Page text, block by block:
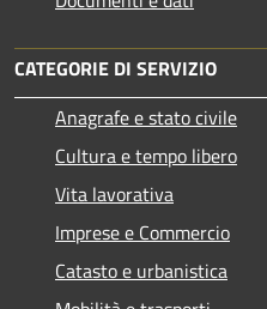
CATEGORIE DI SERVIZIO
Anagrafe e stato civile
Cultura e tempo libero
Vita lavorativa
Imprese e Commercio
Catasto e urbanistica